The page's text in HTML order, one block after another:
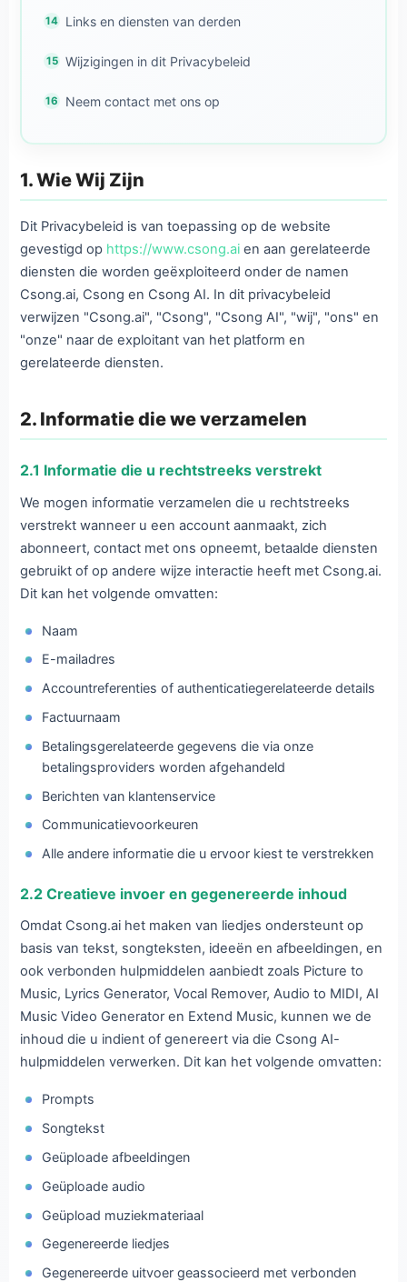
Links en diensten van derden
Wijzigingen in dit Privacybeleid
Neem contact met ons op
1. Wie Wij Zijn
Dit Privacybeleid is van toepassing op de website
gevestigd op https://www.csong.ai en aan gerelateerde
diensten die worden geëxploiteerd onder de namen
Csong.ai, Csong en Csong AI. In dit privacybeleid
verwijzen "Csong.ai", "Csong", "Csong AI", "wij", "ons" en
"onze" naar de exploitant van het platform en
gerelateerde diensten.
2. Informatie die we verzamelen
2.1 Informatie die u rechtstreeks verstrekt
We mogen informatie verzamelen die u rechtstreeks
verstrekt wanneer u een account aanmaakt, zich
abonneert, contact met ons opneemt, betaalde diensten
gebruikt of op andere wijze interactie heeft met Csong.ai.
Dit kan het volgende omvatten:
Naam
E-mailadres
Accountreferenties of authenticatiegerelateerde details
Factuurnaam
Betalingsgerelateerde gegevens die via onze
betalingsproviders worden afgehandeld
Berichten van klantenservice
Communicatievoorkeuren
Alle andere informatie die u ervoor kiest te verstrekken
2.2 Creatieve invoer en gegenereerde inhoud
Omdat Csong.ai het maken van liedjes ondersteunt op
basis van tekst, songteksten, ideeën en afbeeldingen, en
ook verbonden hulpmiddelen aanbiedt zoals Picture to
Music, Lyrics Generator, Vocal Remover, Audio to MIDI, AI
Music Video Generator en Extend Music, kunnen we de
inhoud die u indient of genereert via die Csong AI-
hulpmiddelen verwerken. Dit kan het volgende omvatten:
Prompts
Songtekst
Geüploade afbeeldingen
Geüploade audio
Geüpload muziekmateriaal
Gegenereerde liedjes
Gegenereerde uitvoer geassocieerd met verbonden